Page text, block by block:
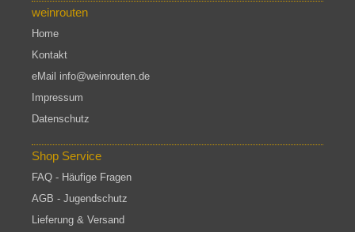
weinrouten
Home
Kontakt
eMail info@weinrouten.de
Impressum
Datenschutz
Shop Service
FAQ - Häufige Fragen
AGB - Jugendschutz
Lieferung & Versand